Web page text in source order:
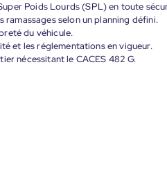
Poids Lourds (SPL) en toute
ramassages selon un planning défini.
du véhicule.
et les réglementations en vigueur.
nécessitant le CACES 482 G.